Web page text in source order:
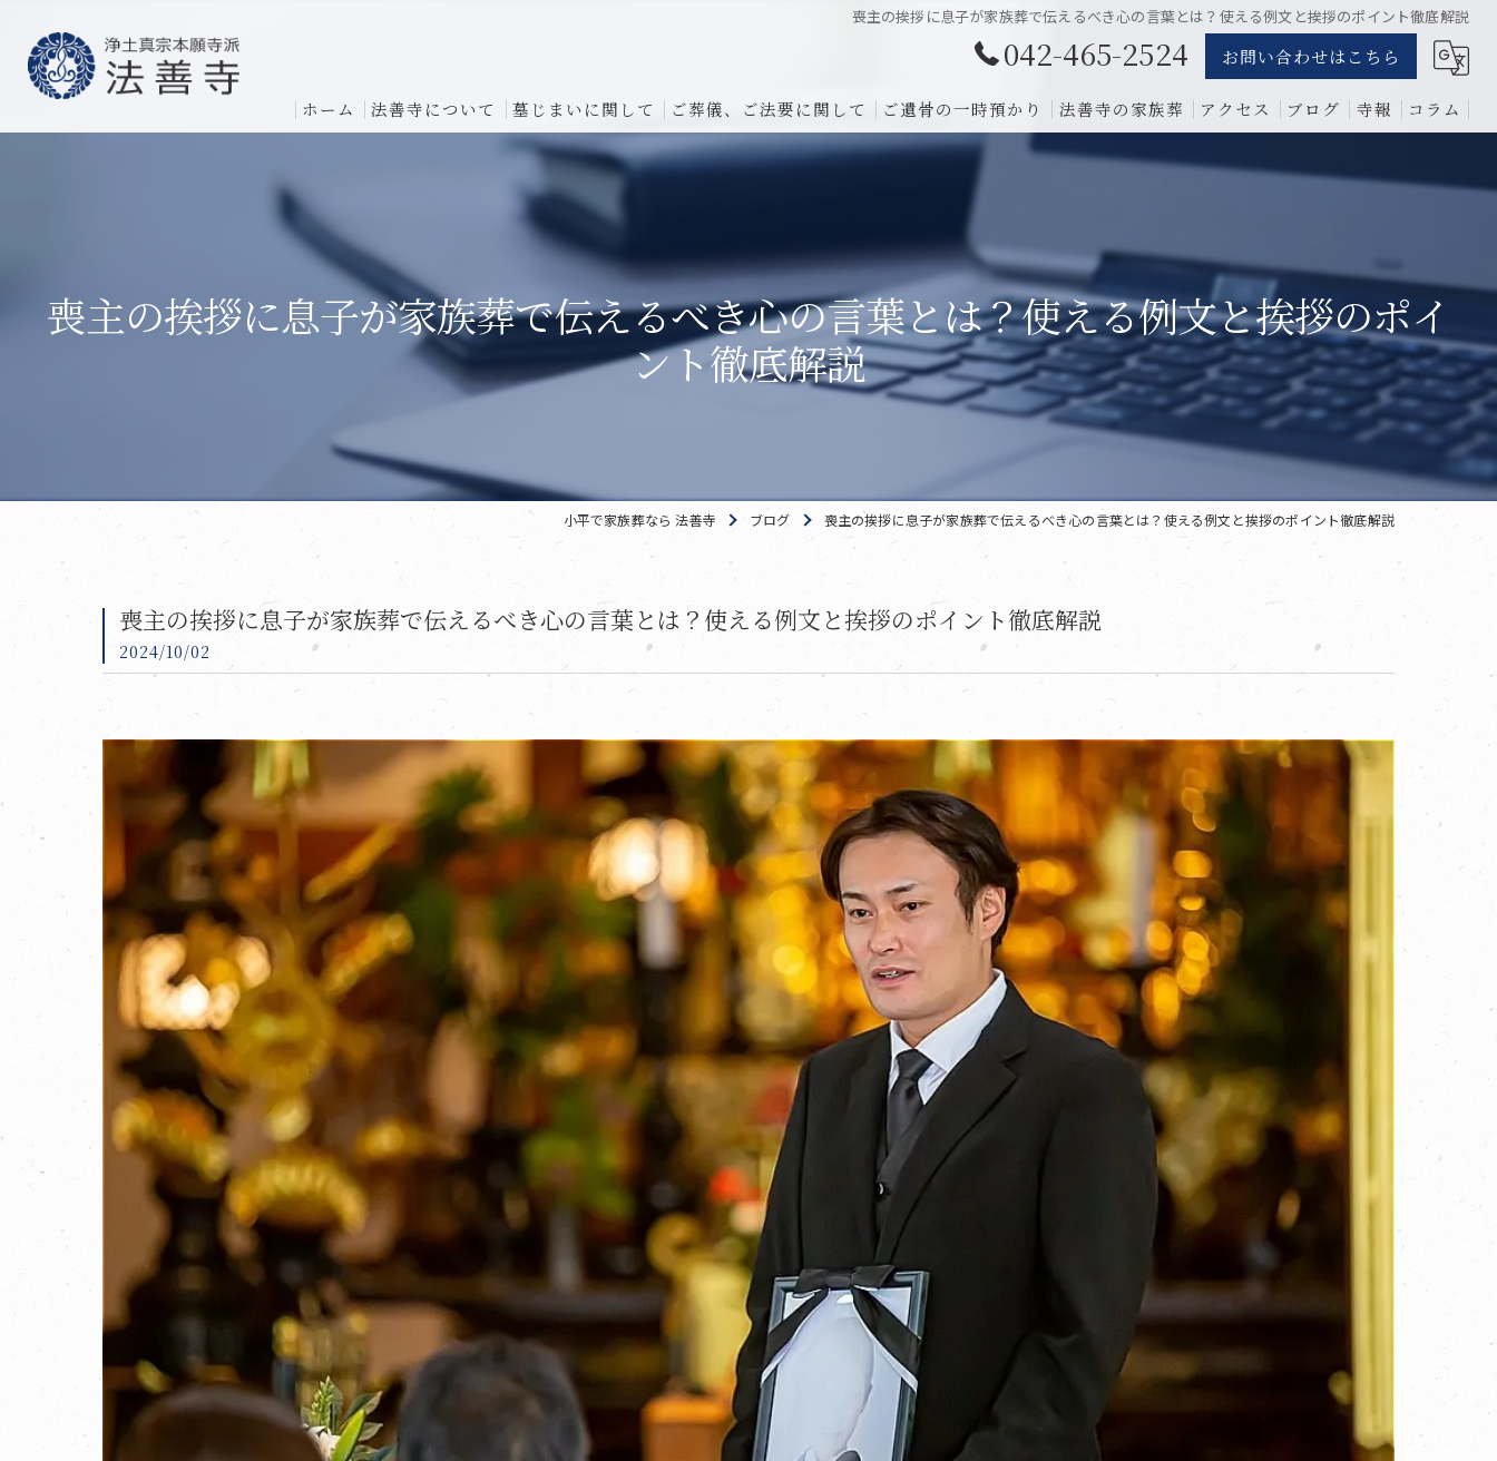
喪主の挨拶に息子が家族葬で伝えるべき心の言葉とは？使える例文と挨拶のポイント徹底解説
042-465-2524 お問い合わせはこちら
ホーム 法善寺について 墓じまいに関して ご葬儀、ご法要に関して ご遺骨の一時預かり 法善寺の家族葬
費用
1日葬
相談
アクセス ブログ 寺報 コラム
喪主の挨拶に息子が家族葬で伝えるべき心の言葉とは？使える例文と挨拶のポイ
ント徹底解説
小平で家族葬なら 法善寺 ブログ 喪主の挨拶に息子が家族葬で伝えるべき心の言葉とは？使える例文と挨拶のポイント徹底解説
喪主の挨拶に息子が家族葬で伝えるべき心の言葉とは？使える例文と挨拶のポイント徹底解説
2024/10/02